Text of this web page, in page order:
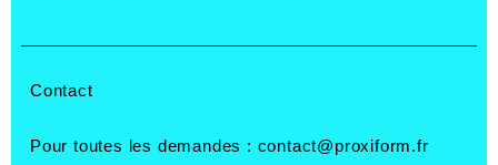
Contact
Pour toutes les demandes : contact@proxiform.fr